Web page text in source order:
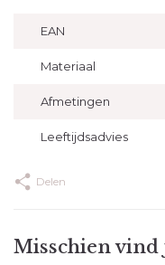
EAN
Materiaal
Afmetingen
Leeftijdsadvies
Delen
Misschien